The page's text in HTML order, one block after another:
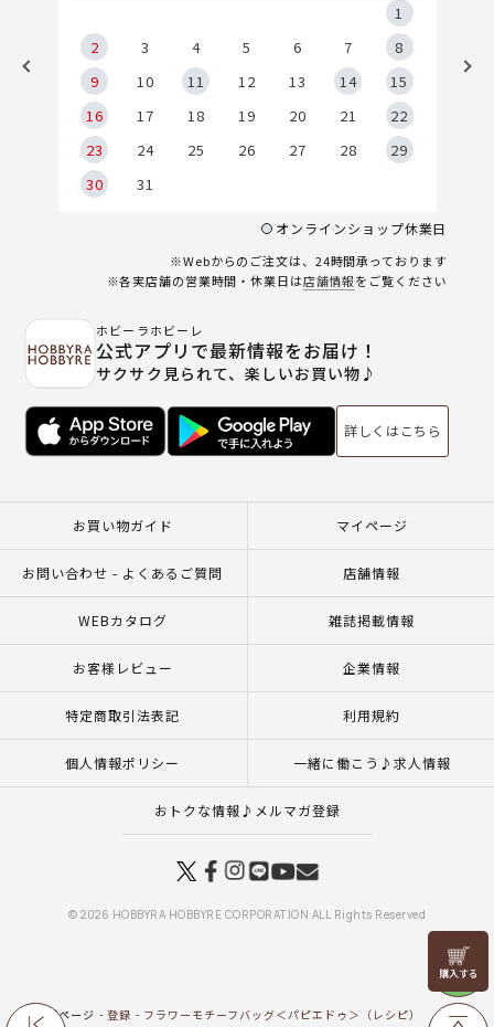
リリヤン
フェア
1
2
3 4 5 6 7
8
9
10 11 12 13 14
15
16
17 18 19 20 21
22
23
24 25 26 27 28
29
30
31
オンラインショップ休業日
※Webからのご注文は、24時間承っております
※各実店舗の営業時間・休業日は店舗情報をご覧ください
ホビーラホビーレ
公式アプリで最新情報をお届け！
サクサク見られて、楽しいお買い物♪
詳しくはこちら
お買い物ガイド マイページ
お問い合わせ - よくあるご質問 店舗情報
WEBカタログ 雑誌掲載情報
お客様レビュー 企業情報
特定商取引法表記 利用規約
個人情報ポリシー 一緒に働こう♪求人情報
おトクな情報♪メルマガ登録
© 2026 HOBBYRA HOBBYRE CORPORATION ALL Rights Reserved
トップページ 登録 フラワーモチーフバッグ＜パピエドゥ＞（レシピ）